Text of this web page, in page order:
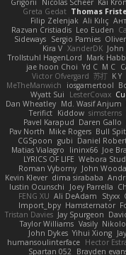
Grigorii
Nicolas Scheer Kai
Greta Gedat Thomas
Filip Zelenjak Ali Kılıç
Razvan Cristiadis Leo Euden
Sideways Sergio Pamies Oliver
Kira V XanderDK John
Trollstuhl HagenLord Mark
jae hoon Choi Yd C M C
Victor Ofvergard 苏打 K Y
MeTheManwich
iosgamertool
Wyatt Sui
LesterCovax
Dan Wheatley Md. Wasif Anjum
Terifict Kiddow simsterns
Pavel Karapud Daren Gallo
Pav North Mike Rogers Bull Spit
CGSpoon gubi Daniel
Matias Vialagro
lininx66 Joe
LYRICS OF LIFE Webora
Roman Vyborny John
Kevin Klever dima sirababa
Iustin Ocunschi
Joey Parrella
FENG XU Ali DeAdam Styxx
Import_bpy Hamsternator
Tristan Davies Jay Spurgeon
Taylor Williams Vasily
John Dykes Yihui Xiong
humansoulinterface Hector
Spartan 052 Brayden